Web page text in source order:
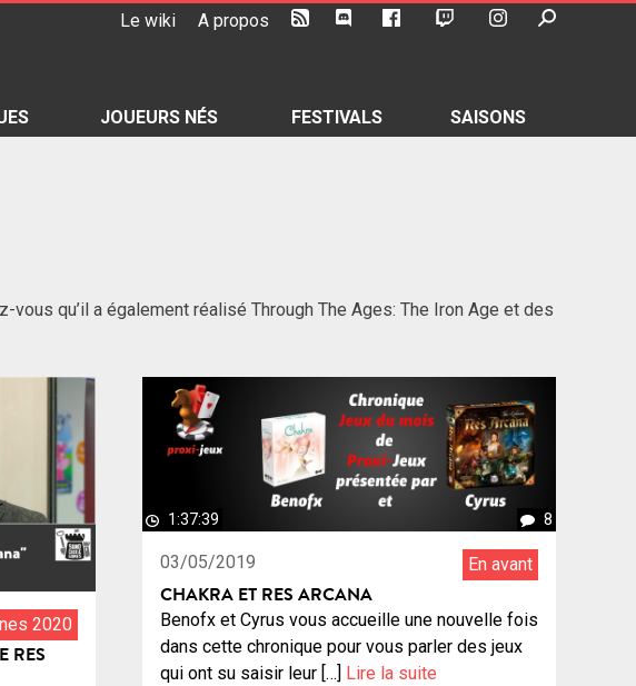
Le wiki A propos
JOUEURS NÉS FESTIVALS SAISONS
vous qu’il a également réalisé Through The Ages: The Iron Age et des
2020
RES
1:37:39 8
03/05/2019 En avant
CHAKRA ET RES ARCANA
Benofx et Cyrus vous accueille une nouvelle fois
dans cette chronique pour vous parler des jeux
qui ont su saisir leur […]
Lire la suite